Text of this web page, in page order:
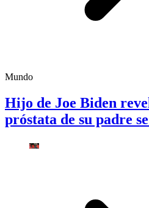
Mundo
Hijo de Joe Biden
próstata de su padre